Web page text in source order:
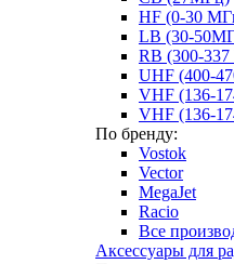
HF (0-30
LB (30-
RB (300-
UHF (400-
VHF (136-
VHF (136-
По бренду:
Vostok
Vector
MegaJet
Racio
Все
Аксессуары для